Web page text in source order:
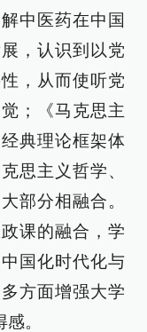
中医药在中国
，认识到以党
，从而使听党
；《马克思主
典理论框架体
思主义哲学、
部分相融合。
课的融合，学
国化时代化与
方面增强大学
。